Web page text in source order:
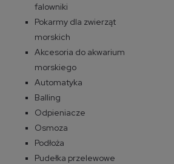
falowniki
Pokarmy dla zwierząt
morskich
Akcesoria do akwarium
morskiego
Automatyka
Balling
Odpieniacze
Osmoza
Podłoża
Pudełka przelewowe